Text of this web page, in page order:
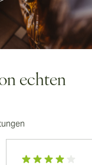
echten